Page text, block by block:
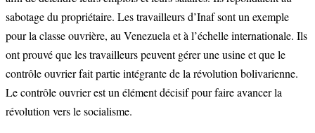
sabotage du propriétaire. Les travailleurs d’Inaf sont un exemple
pour la classe ouvrière, au Venezuela et à l’échelle internationale. Ils
ont prouvé que les travailleurs peuvent gérer une usine et que le
contrôle ouvrier fait partie intégrante de la révolution bolivarienne.
Le contrôle ouvrier est un élément décisif pour faire avancer la
révolution vers le socialisme.